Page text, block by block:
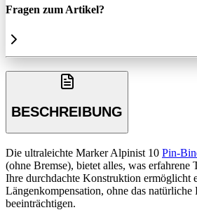
Fragen zum Artikel?
BESCHREIBUNG
Die ultraleichte Marker Alpinist 10 Pin-
(ohne Bremse), bietet alles, was erfahrene
Ihre durchdachte Konstruktion ermöglicht
Längenkompensation, ohne das natürliche
beeinträchtigen.